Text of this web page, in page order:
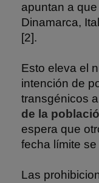
apuntan a
Dinamarca,
[2].
Esto eleva el
intención de
transgénicos
de la
espera que
fecha límite
Las